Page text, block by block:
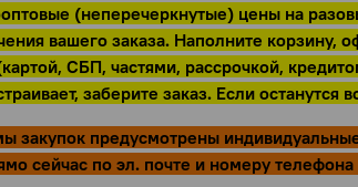
(неперечеркнутые) цены на
вашего заказа. Наполните корзину,
СБП, частями, рассрочкой,
заберите заказ. Если
закупок предусмотрены
сейчас по эл. почте и номеру